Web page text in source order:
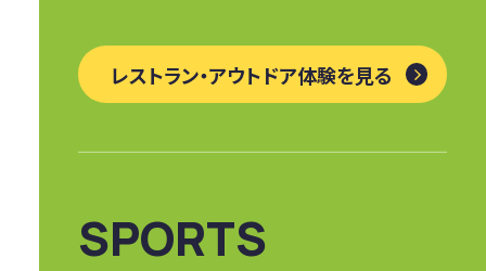
レストラン・アウトドア体験を見る
SPORTS